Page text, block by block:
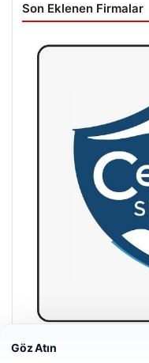
Son Eklenen Firmalar
Hastaş Beton
Göz Atın